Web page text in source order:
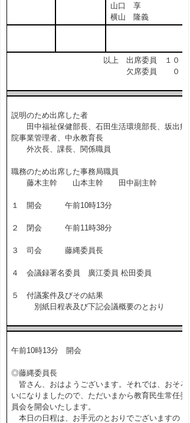
山口 享
横山 隆義
以上 出席委員 １０ 名
欠席委員 ０ 名
説明のため出席した者
田中福祉保健部長、石田生活環境部長、坂出病
院事業管理者、中永教育長
外次長、課長、関係職員
職務のため出席した事務局職員
藤木主幹 山本主幹 田中副主幹
１ 開会 午前10時13分
２ 閉会 午前11時38分
３ 司会 藤縄委員長
４ 会議録署名委員 廣江委員 松田委員
５ 付議案件及びその結果
別紙日程表及び下記会議概要のとおり
午前10時13分 開会
◎藤縄委員長
皆さん、おはようございます。それでは、おそろ
いになりましたので、ただいまから教育民生常任委
員会を開会いたします。
本日の日程は、お手元のとおりでございますの